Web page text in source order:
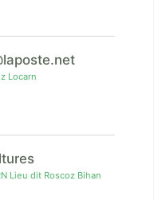
Locarn
Lieu dit Roscoz Bihan